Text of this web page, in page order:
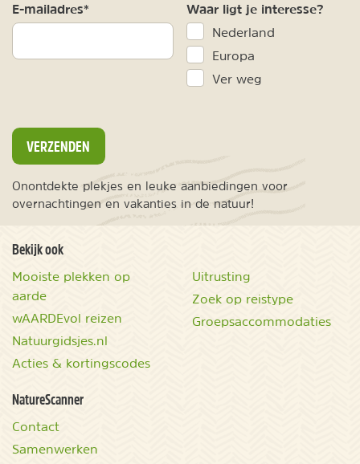
E-mailadres* Waar ligt je interesse?
Nederland
Europa
Ver weg
VERZENDEN
Onontdekte plekjes en leuke aanbiedingen voor
overnachtingen en vakanties in de natuur!
Bekijk ook
Mooiste plekken op
aarde
wAARDEvol reizen
Natuurgidsjes.nl
Acties & kortingscodes
Uitrusting
Zoek op reistype
Groepsaccommodaties
NatureScanner
Contact
Samenwerken